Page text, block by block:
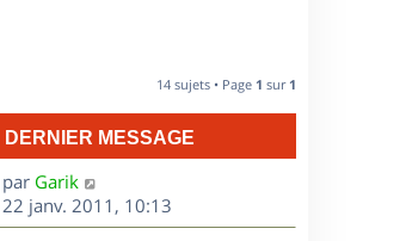
14 sujets • Page 1 sur 1
DERNIER MESSAGE
D
e
r
par Garik
22 janv. 2011, 10:13